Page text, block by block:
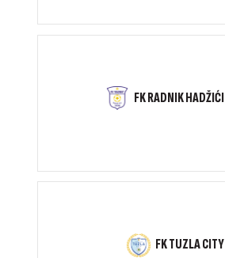
FK RADNIK HADŽIĆI
FK TUZLA CITY